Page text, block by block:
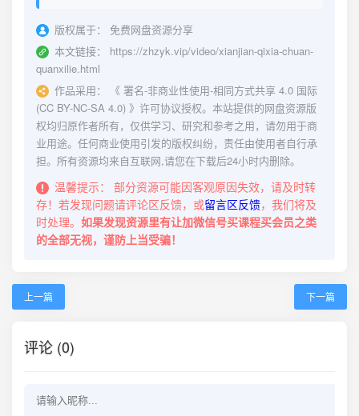
版权属于：
免费网盘资源分享
本文链接：
https://zhzyk.vip/video/xianjian-qixia-chuan-
quanxilie.html
作品采用：
《 署名-非商业性使用-相同方式共享 4.0 国际
(CC BY-NC-SA 4.0) 》许可协议授权。本站提供的网盘资源版
权均归原作者所有，仅供学习、研究和参考之用，请勿用于商
业用途。任何商业使用引发的版权纠纷，责任由使用者自行承
担。所有资源均来自互联网,请您在下载后24小时内删除。
温馨提示：
部分资源可能因客观原因失效，请及时转
存！若发现问题请评论区反馈，或留言区反馈，我们将及
时处理。 如果发现资源里有让加微信号买课程买会员之类
的全部无视，谨防上当受骗！
上一篇 下一篇
评论 (0)